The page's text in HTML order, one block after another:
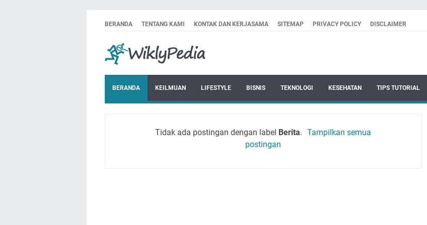
BERANDA TENTANG KAMI KONTAK DAN KERJASAMA SITEMAP PRIVACY POLICY DISCLAIMER
BERANDA KEILMUAN LIFESTYLE BISNIS TEKNOLOGI KESEHATAN TIPS TUTORIAL
Tidak ada postingan dengan label Berita.
Tampilkan semua
postingan